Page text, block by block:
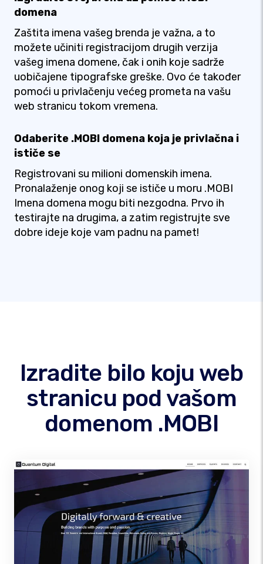
domena
Zaštita imena vašeg brenda je važna, a to
možete učiniti registracijom drugih verzija
vašeg imena domene, čak i onih koje sadrže
uobičajene tipografske greške. Ovo će također
pomoći u privlačenju većeg prometa na vašu
web stranicu tokom vremena.
Odaberite .MOBI domena koja je privlačna i
ističe se
Registrovani su milioni domenskih imena.
Pronalaženje onog koji se ističe u moru .MOBI
Imena domena mogu biti nezgodna. Prvo ih
testirajte na drugima, a zatim registrujte sve
dobre ideje koje vam padnu na pamet!
Izradite bilo koju web
stranicu pod vašom
domenom .MOBI